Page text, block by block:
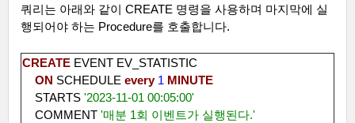
쿼리는 아래와 같이 CREATE 명령을 사용하며 마지막에 실
행되어야 하는 Procedure를 호출합니다.
CREATE EVENT EV_STATISTIC
ON SCHEDULE every 1 MINUTE
STARTS '2023-11-01 00:05:00'
COMMENT '매분 1회 이벤트가 실행된다.'